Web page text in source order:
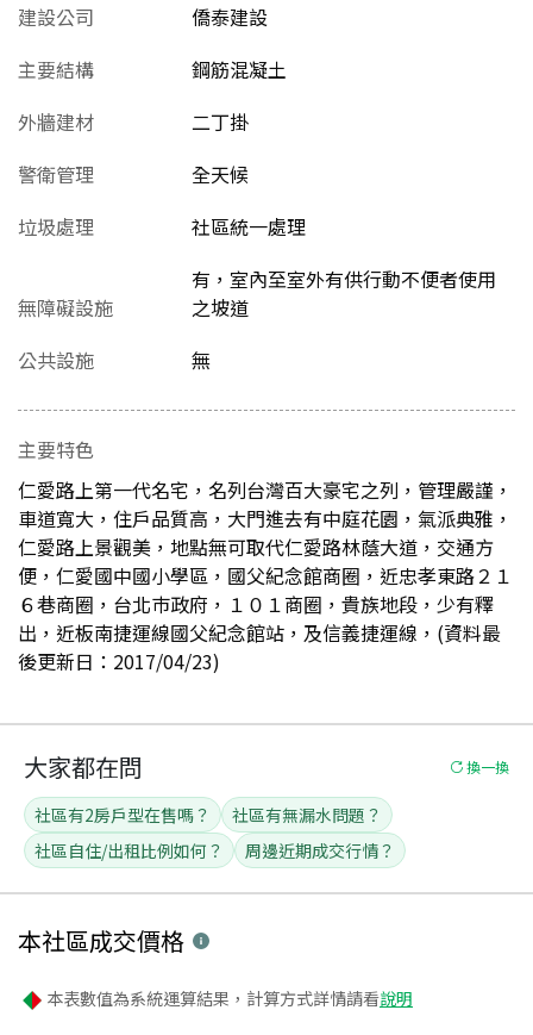
建設公司
僑泰建設
主要結構
鋼筋混凝土
外牆建材
二丁掛
警衛管理
全天候
垃圾處理
社區統一處理
無障礙設施
有，室內至室外有供行動不便者使用
之坡道
公共設施
無
主要特色
仁愛路上第一代名宅，名列台灣百大豪宅之列，管理嚴謹，
車道寬大，住戶品質高，大門進去有中庭花園，氣派典雅，
仁愛路上景觀美，地點無可取代仁愛路林蔭大道，交通方
便，仁愛國中國小學區，國父紀念館商圈，近忠孝東路２１
６巷商圈，台北巿政府，１０１商圈，貴族地段，少有釋
出，近板南捷運線國父紀念館站，及信義捷運線，(資料最
後更新日：2017/04/23)
大家都在問 換一換
社區有2房戶型在售嗎？
社區有無漏水問題？
社區自住/出租比例如何？
周邊近期成交行情？
本社區成交價格
本表數值為系統運算結果，計算方式詳情請看說明